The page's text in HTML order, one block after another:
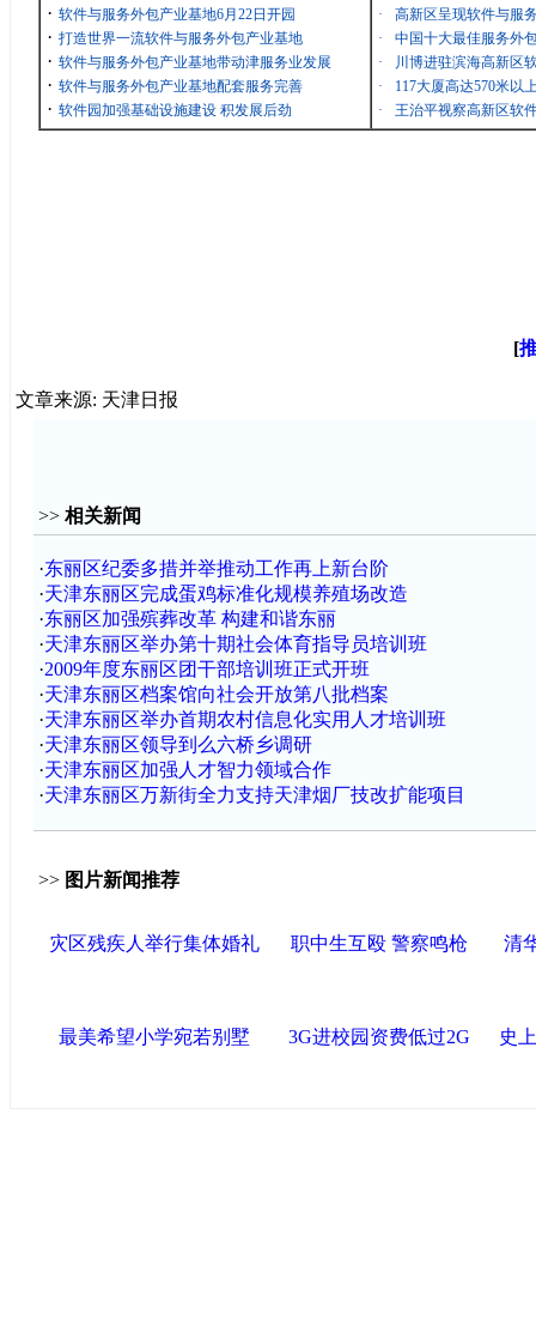
· 软件与服务外包产业基地6月22日开园
· 打造世界一流软件与服务外包产业基地
· 软件与服务外包产业基地带动津服务业发展
· 软件与服务外包产业基地配套服务完善
· 软件园加强基础设施建设 积发展后劲
·
高新区呈现软件与服
·
中国十大最佳服务外
·
川博进驻滨海高新区
·
117大厦高达570米以
·
王治平视察高新区软
[
文章来源: 天津日报
>> 相关新闻
·东丽区纪委多措并举推动工作再上新台阶
·天津东丽区完成蛋鸡标准化规模养殖场改造
·东丽区加强殡葬改革 构建和谐东丽
·天津东丽区举办第十期社会体育指导员培训班
·2009年度东丽区团干部培训班正式开班
·天津东丽区档案馆向社会开放第八批档案
·天津东丽区举办首期农村信息化实用人才培训班
·天津东丽区领导到么六桥乡调研
·天津东丽区加强人才智力领域合作
·天津东丽区万新街全力支持天津烟厂技改扩能项目
>> 图片新闻推荐
灾区残疾人举行集体婚礼 职中生互殴 警察鸣枪 清
最美希望小学宛若别墅 3G进校园资费低过2G 史